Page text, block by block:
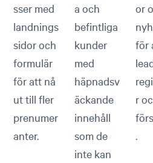
sser med
landnings
sidor och
formulär
för att nå
ut till fler
prenumer
anter.
a och
befintliga
kunder
med
häpnadsv
äckande
innehåll
som de
inte kan
or
för
r
.